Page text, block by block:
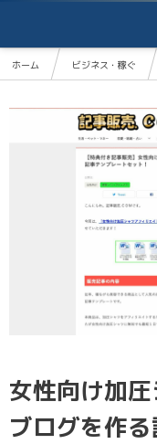
ホーム ビジネス・稼ぐ
女性向け加
ブログを作